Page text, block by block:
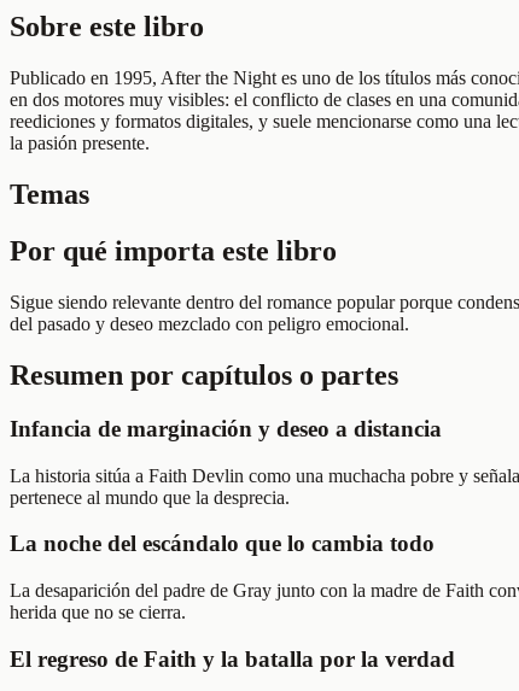
Sobre este libro
Publicado en 1995, After the Night es uno de los títulos más
en dos motores muy visibles: el conflicto de clases en una
reediciones y formatos digitales, y suele mencionarse como una
la pasión presente.
Temas
Por qué importa este libro
Sigue siendo relevante dentro del romance popular porque
del pasado y deseo mezclado con peligro emocional.
Resumen por capítulos o partes
Infancia de marginación y deseo a distancia
La historia sitúa a Faith Devlin como una muchacha pobre y
pertenece al mundo que la desprecia.
La noche del escándalo que lo cambia todo
La desaparición del padre de Gray junto con la madre de Faith
herida que no se cierra.
El regreso de Faith y la batalla por la verdad